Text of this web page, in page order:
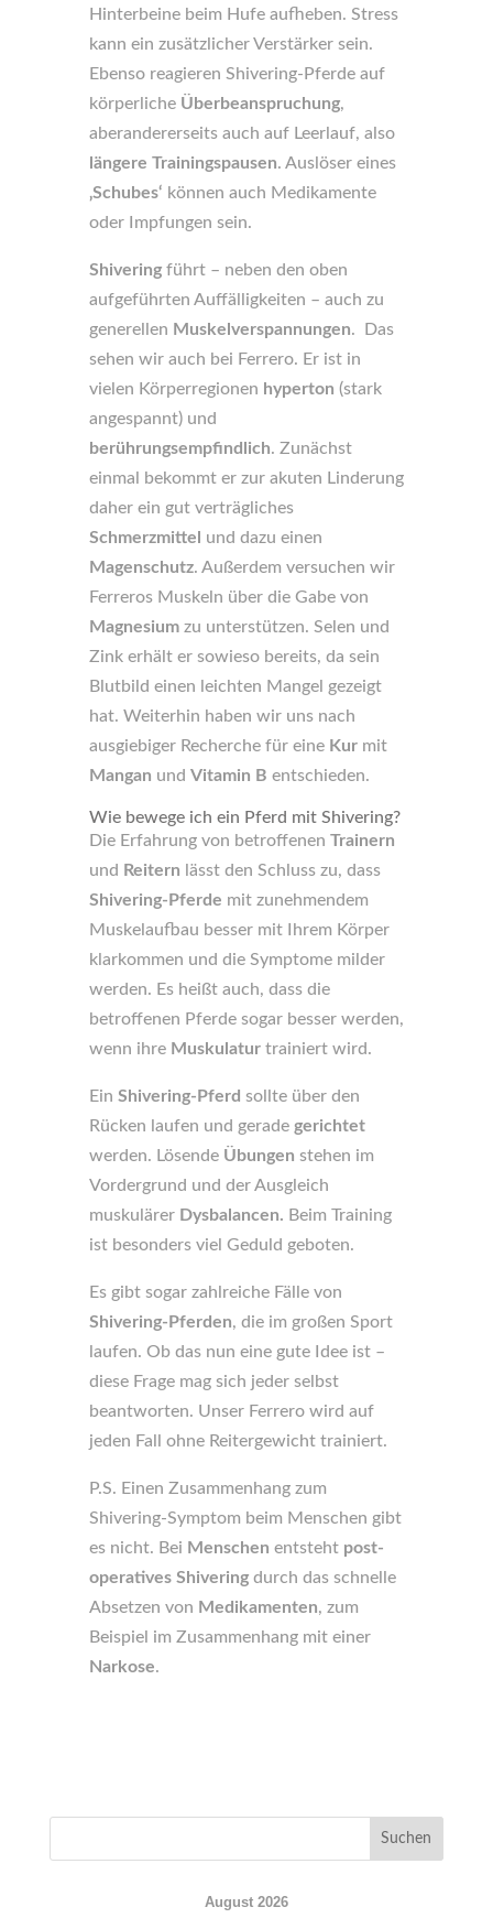
Hinterbeine beim Hufe aufheben. Stress
kann ein zusätzlicher Verstärker sein.
Ebenso reagieren Shivering-Pferde auf
körperliche Überbeanspruchung,
aberandererseits auch auf Leerlauf, also
längere Trainingspausen. Auslöser eines
‚Schubes‘ können auch Medikamente
oder Impfungen sein.
Shiveringführt – neben den oben
aufgeführten Auffälligkeiten – auch zu
generellen Muskelverspannungen. Das
sehen wir auch bei Ferrero. Er ist in
vielen Körperregionen hyperton (stark
angespannt) und
berührungsempfindlich. Zunächst
einmal bekommt er zur akuten Linderung
daher ein gut verträgliches
Schmerzmittel
und dazu einen
Magenschutz. Außerdem versuchen wir
Ferreros Muskeln über die Gabe von
Magnesiumzu unterstützen. Selen und
Zink erhält er sowieso bereits, da sein
Blutbild einen leichten Mangel gezeigt
hat. Weiterhin haben wir uns nach
ausgiebiger Recherche für eine Kurmit
Mangan und Vitamin B entschieden.
Wie bewege ich ein Pferd mit Shivering?
Die Erfahrung von betroffenen Trainern
und Reitern lässt den Schluss zu, dass
Shivering-Pferde mit zunehmendem
Muskelaufbau besser mit Ihrem Körper
klarkommen und die Symptome milder
werden. Es heißt auch, dass die
betroffenen Pferde sogar besser werden,
wenn ihre Muskulaturtrainiert wird.
Ein Shivering-Pferd sollte über den
Rücken laufen und gerade gerichtet
werden. Lösende Übungen stehen im
Vordergrund und der Ausgleich
muskulärer Dysbalancen. Beim Training
ist besonders viel Geduld geboten.
Es gibt sogar zahlreiche Fälle von
Shivering-Pferden, die im großen Sport
laufen. Ob das nun eine gute Idee ist –
diese Frage mag sich jeder selbst
beantworten. Unser Ferrero wird auf
jeden Fall ohne Reitergewicht trainiert.
P.S. Einen Zusammenhang zum
Shivering-Symptom beim Menschen gibt
es nicht. Bei Menschen entsteht post-
operatives Shiveringdurch das schnelle
Absetzen von Medikamenten, zum
Beispiel im Zusammenhang mit einer
Narkose.
August 2026